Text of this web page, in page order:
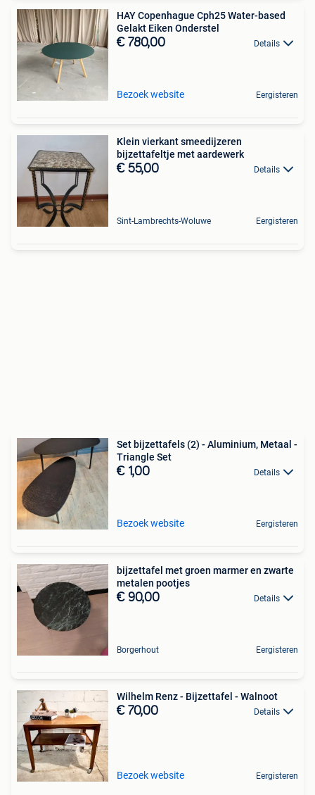
HAY Copenhague Cph25 Water-based
Gelakt Eiken Onderstel
€ 780,00 Details
Bezoek website Eergisteren
Klein vierkant smeedijzeren
bijzettafeltje met aardewerk
€ 55,00 Details
Sint-Lambrechts-Woluwe Eergisteren
Set bijzettafels (2) - Aluminium, Metaal -
Triangle Set
€ 1,00 Details
Bezoek website Eergisteren
bijzettafel met groen marmer en zwarte
metalen pootjes
€ 90,00 Details
Borgerhout Eergisteren
Wilhelm Renz - Bijzettafel - Walnoot
€ 70,00 Details
Bezoek website Eergisteren